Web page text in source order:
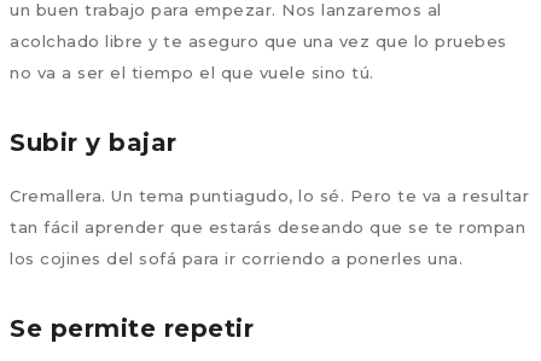
un buen trabajo para empezar. Nos lanzaremos al
acolchado libre y te aseguro que una vez que lo pruebes
no va a ser el tiempo el que vuele sino tú.
Subir y bajar
Cremallera. Un tema puntiagudo, lo sé. Pero te va a resultar
tan fácil aprender que estarás deseando que se te rompan
los cojines del sofá para ir corriendo a ponerles una.
Se permite repetir